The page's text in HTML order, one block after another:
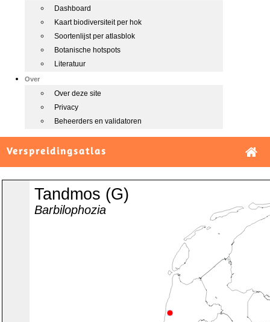
Dashboard
Kaart biodiversiteit per hok
Soortenlijst per atlasblok
Botanische hotspots
Literatuur
Over
Over deze site
Privacy
Beheerders en validatoren
Verspreidingsatlas